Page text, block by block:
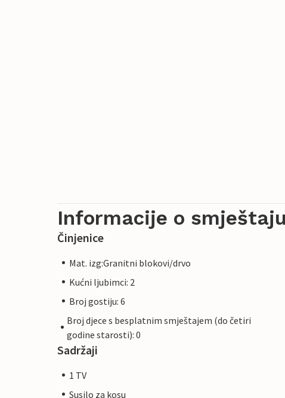
Informacije o smještaju
Činjenice
Mat. izg:Granitni blokovi/drvo
Kućni ljubimci: 2
Broj gostiju: 6
Broj djece s besplatnim smještajem (do četiri
godine starosti): 0
Sadržaji
1 TV
Susilo za kosu